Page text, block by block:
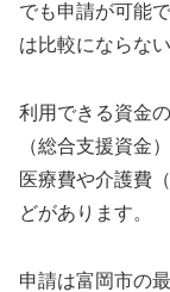
でも申請が可能
は比較にならな
利用できる資金
（総合支援資金
医療費や介護費
どがあります。
申請は富岡市の